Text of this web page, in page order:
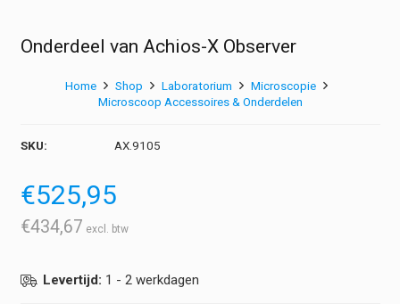
Onderdeel van Achios-X Observer
Home Shop Laboratorium
Microscopie
Microscoop Accessoires & Onderdelen
SKU: AX.9105
€525,95
€434,67
Levertijd: 1 - 2 werkdagen